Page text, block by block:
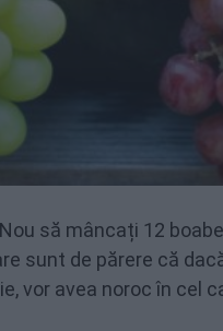
să mâncați 12
sunt de părere că
vor avea noroc în cel